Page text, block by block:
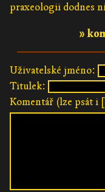
praxeologii dodnes
»
Uživatelské jméno:
Titulek:
Komentář (lze psát i